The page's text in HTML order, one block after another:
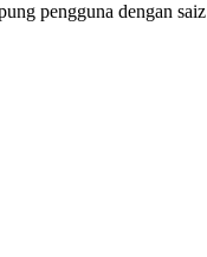
pengguna dengan